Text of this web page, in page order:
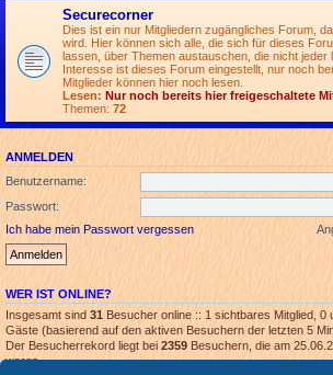
Securecorner
Dies ist ein nur Mitgliedern zugängliches Forum,
wird. Hier können sich alle, die sich für dieses
lassen, über Themen austauschen, die nicht jeder
Interesse ist dieses Forum eingestellt, nur noch
Mitglieder können hier noch lesen.
Lesen: Nur noch bereits hier freigeschaltete
Themen: 72
ANMELDEN
Benutzername:
Passwort:
Ich habe mein Passwort vergessen
WER IST ONLINE?
Insgesamt sind31Besucher online :: 1 sichtbares Mitglied, 0
Gäste (basierend auf den aktiven Besuchern der letzten 5
Der Besucherrekord liegt bei2359Besuchern, die am
waren.